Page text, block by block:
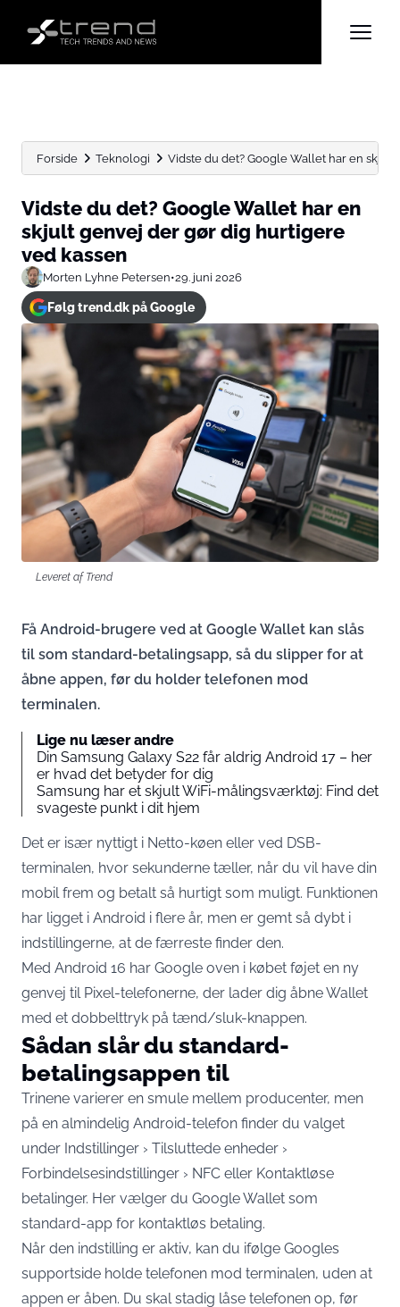
Forside Teknologi Vidste du det? Google Wallet har en skjult
Vidste du det? Google Wallet har en
skjult genvej der gør dig hurtigere
ved kassen
Morten Lyhne Petersen•29. juni 2026
Følg trend.dk på Google
Leveret af Trend
Få Android-brugere ved at Google Wallet kan slås
til som standard-betalingsapp, så du slipper for at
åbne appen, før du holder telefonen mod
terminalen.
Lige nu læser andre
Din Samsung Galaxy S22 får aldrig Android 17 – her
er hvad det betyder for dig
Samsung har et skjult WiFi-målingsværktøj: Find det
svageste punkt i dit hjem
Det er især nyttigt i Netto-køen eller ved DSB-
terminalen, hvor sekunderne tæller, når du vil have din
mobil frem og betalt så hurtigt som muligt. Funktionen
har ligget i Android i flere år, men er gemt så dybt i
indstillingerne, at de færreste finder den.
Med Android 16 har Google oven i købet føjet en ny
genvej til Pixel-telefonerne, der lader dig åbne Wallet
med et dobbelttryk på tænd/sluk-knappen.
Sådan slår du standard-
betalingsappen til
Trinene varierer en smule mellem producenter, men
på en almindelig Android-telefon finder du valget
under Indstillinger › Tilsluttede enheder ›
Forbindelsesindstillinger › NFC eller Kontaktløse
betalinger. Her vælger du Google Wallet som
standard-app for kontaktløs betaling.
Når den indstilling er aktiv, kan du ifølge Googles
supportside holde telefonen mod terminalen, uden at
appen er åben. Du skal stadig låse telefonen op, før